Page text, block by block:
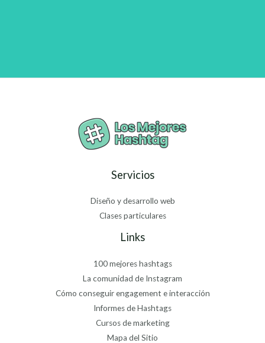
Servicios
Diseño y desarrollo web
Clases particulares
Links
100 mejores hashtags
La comunidad de Instagram
Cómo conseguir engagement e interacción
Informes de Hashtags
Cursos de marketing
Mapa del Sitio